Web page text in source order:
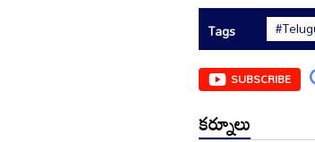
Tags
SUBSCRIBE
కర్నూలు